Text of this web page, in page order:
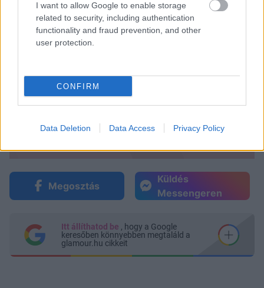
I want to allow Google to enable storage
related to security, including authentication
functionality and fraud prevention, and other
user protection.
CONFIRM
Data Deletion Data Access Privacy Policy
Megosztás
Küldés
Messengeren
Itt állíthatod be , hogy a Google
keresőben könnyebben megtaláld a
glamour.hu cikkeit